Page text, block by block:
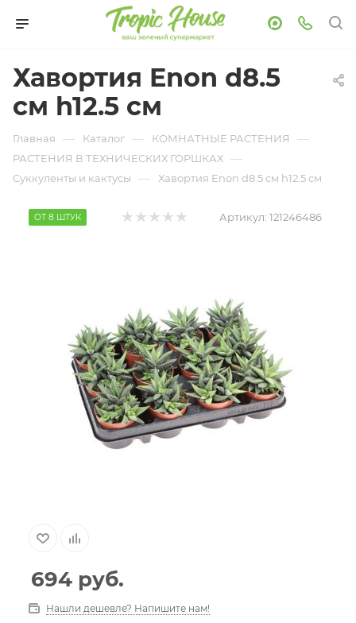
Хавортия Enon d8.5
см h12.5 см
Главная — Каталог — КОМНАТНЫЕ РАСТЕНИЯ —
РАСТЕНИЯ В ТЕХНИЧЕСКИХ ГОРШКАХ —
Суккуленты и кактусы — Хавортия Enon d8.5 см h12.5 см
ОТ 8 ШТУК Артикул: 121246486
694 руб.
Нашли дешевле? Напишите нам!